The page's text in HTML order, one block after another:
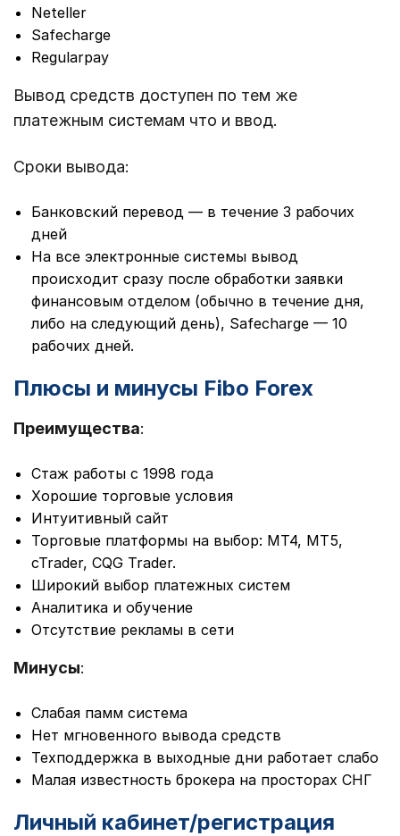
Neteller
Safecharge
Regularpay
Вывод средств доступен по тем же
платежным системам что и ввод.
Сроки вывода:
Банковский перевод — в течение 3 рабочих
дней
На все электронные системы вывод
происходит сразу после обработки заявки
финансовым отделом (обычно в течение дня,
либо на следующий день), Safecharge — 10
рабочих дней.
Плюсы и минусы Fibo Forex
Преимущества:
Стаж работы с 1998 года
Хорошие торговые условия
Интуитивный сайт
Торговые платформы на выбор: МТ4, МТ5,
cTrader, CQG Trader.
Широкий выбор платежных систем
Аналитика и обучение
Отсутствие рекламы в сети
Минусы:
Слабая памм система
Нет мгновенного вывода средств
Техподдержка в выходные дни работает слабо
Малая известность брокера на просторах СНГ
Личный кабинет/регистрация